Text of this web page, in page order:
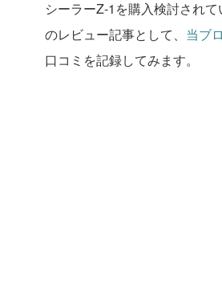
シーラーZ-1を購入検討され
のレビュー記事として、 当ブ
口コミを記録してみます。